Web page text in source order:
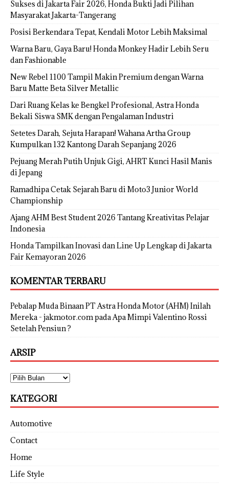
Sukses di Jakarta Fair 2026, Honda Bukti Jadi Pilihan
Masyarakat Jakarta-Tangerang
Posisi Berkendara Tepat, Kendali Motor Lebih Maksimal
Warna Baru, Gaya Baru! Honda Monkey Hadir Lebih Seru
dan Fashionable
New Rebel 1100 Tampil Makin Premium dengan Warna
Baru Matte Beta Silver Metallic
Dari Ruang Kelas ke Bengkel Profesional, Astra Honda
Bekali Siswa SMK dengan Pengalaman Industri
Setetes Darah, Sejuta Harapan! Wahana Artha Group
Kumpulkan 132 Kantong Darah Sepanjang 2026
Pejuang Merah Putih Unjuk Gigi, AHRT Kunci Hasil Manis
di Jepang
Ramadhipa Cetak Sejarah Baru di Moto3 Junior World
Championship
Ajang AHM Best Student 2026 Tantang Kreativitas Pelajar
Indonesia
Honda Tampilkan Inovasi dan Line Up Lengkap di Jakarta
Fair Kemayoran 2026
KOMENTAR TERBARU
Pebalap Muda Binaan PT Astra Honda Motor (AHM) Inilah
Mereka - jakmotor.compadaApa Mimpi Valentino Rossi
Setelah Pensiun ?
ARSIP
KATEGORI
Automotive
Contact
Home
Life Style